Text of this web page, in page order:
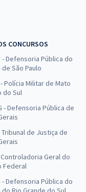
20%)
Específicos para o
a Equipe Gran
20%)
CONCURSOS
- Defensoria Pública do
São Paulo
- Polícia Militar de Mato
do Sul
- Defensoria Pública de
Tribunal de Justiça de
Controladoria Geral do
Federal
- Defensoria Pública do